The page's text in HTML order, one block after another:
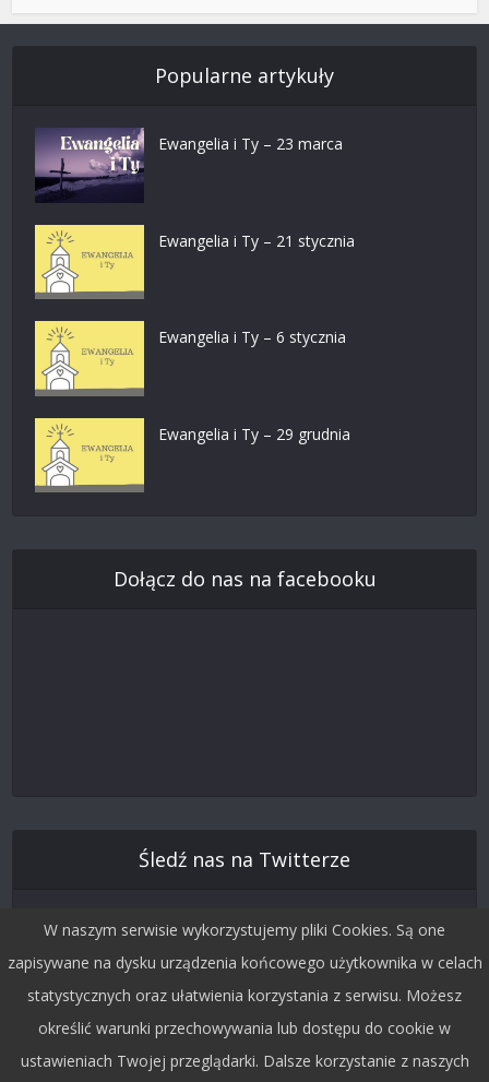
Popularne artykuły
Ewangelia i Ty – 23 marca
Ewangelia i Ty – 21 stycznia
Ewangelia i Ty – 6 stycznia
Ewangelia i Ty – 29 grudnia
Dołącz do nas na facebooku
Śledź nas na Twitterze
W naszym serwisie wykorzystujemy pliki Cookies. Są one
zapisywane na dysku urządzenia końcowego użytkownika w celach
statystycznych oraz ułatwienia korzystania z serwisu. Możesz
określić warunki przechowywania lub dostępu do cookie w
ustawieniach Twojej przeglądarki. Dalsze korzystanie z naszych